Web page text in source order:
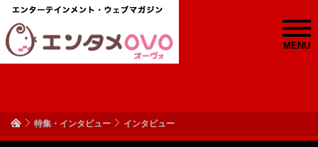
MENU
特集・インタビュー インタビュー